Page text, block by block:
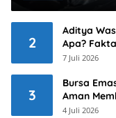
2
Aditya
Apa?
7 Juli 2026
3
Bursa
Aman
4 Juli 2026